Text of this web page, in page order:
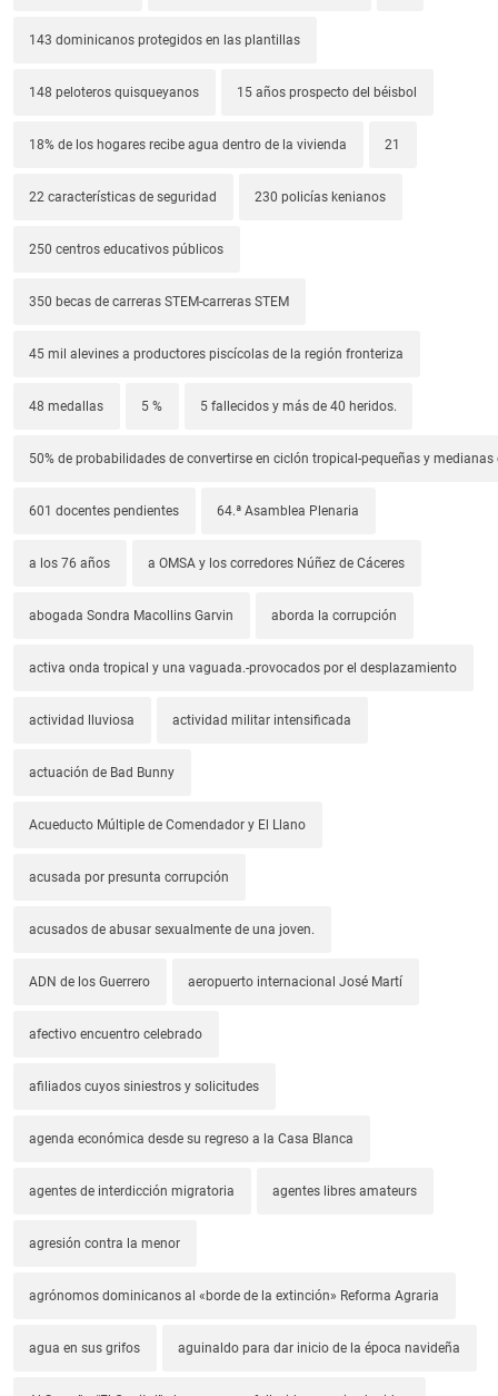
143 dominicanos protegidos en las plantillas
148 peloteros quisqueyanos 15 años prospecto del béisbol
18% de los hogares recibe agua dentro de la vivienda 21
22 características de seguridad 230 policías kenianos
250 centros educativos públicos
350 becas de carreras STEM-carreras STEM
45 mil alevines a productores piscícolas de la región fronteriza
48 medallas 5 % 5 fallecidos y más de 40 heridos.
50% de probabilidades de convertirse en ciclón tropical-pequeñas y
601 docentes pendientes 64.ª Asamblea Plenaria
a los 76 años a OMSA y los corredores Núñez de Cáceres
abogada Sondra Macollins Garvin aborda la corrupción
activa onda tropical y una vaguada.-provocados por el desplazamiento
actividad lluviosa actividad militar intensificada
actuación de Bad Bunny
Acueducto Múltiple de Comendador y El Llano
acusada por presunta corrupción
acusados de abusar sexualmente de una joven.
ADN de los Guerrero aeropuerto internacional José Martí
afectivo encuentro celebrado
afiliados cuyos siniestros y solicitudes
agenda económica desde su regreso a la Casa Blanca
agentes de interdicción migratoria agentes libres amateurs
agresión contra la menor
agrónomos dominicanos al «borde de la extinción» Reforma Agraria
agua en sus grifos aguinaldo para dar inicio de la época navideña